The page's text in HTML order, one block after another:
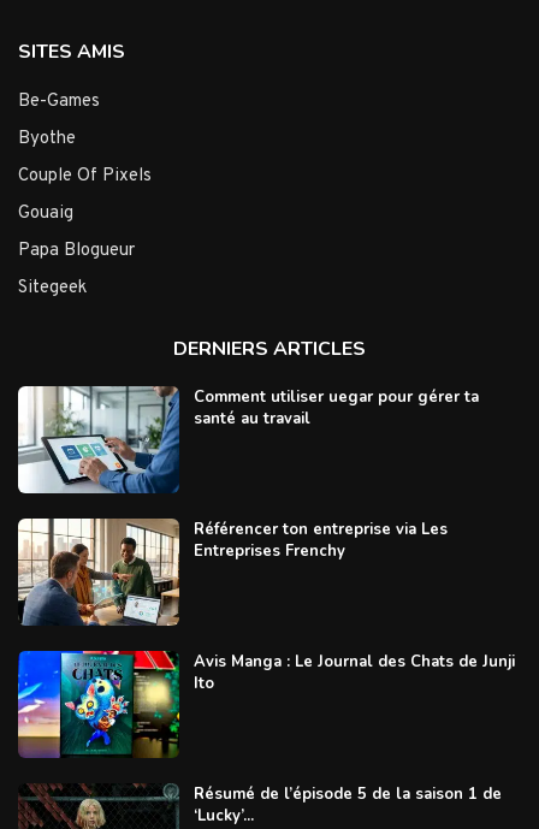
SITES AMIS
Be-Games
Byothe
Couple Of Pixels
Gouaig
Papa Blogueur
Sitegeek
DERNIERS ARTICLES
Comment utiliser uegar pour gérer ta
santé au travail
Référencer ton entreprise via Les
Entreprises Frenchy
Avis Manga : Le Journal des Chats de Junji
Ito
Résumé de l’épisode 5 de la saison 1 de
‘Lucky’...